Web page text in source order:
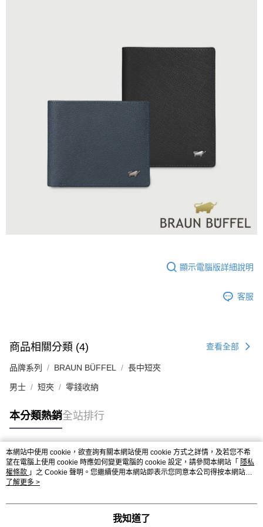
顯示電腦版詳細說明
客服
商品相關分類 (4) 查看全部
品牌系列 BRAUN BÜFFEL 長中短夾
男士 短夾 零錢收納
本分類熱銷全站排行
熱門標籤
本網站中使用 cookie，欲查詢有關本網站使用 cookie 方式之詳情，及若您不希
望在電腦上使用 cookie 時應如何變更電腦的 cookie 設定，請參閱本網站「 隱私
權條款 」之 Cookie 聲明。您繼續使用本網站即表示您同意本公司得按本網站使
用條款之 Cookie 聲明使用 cookie。
了解更多 >
我知道了